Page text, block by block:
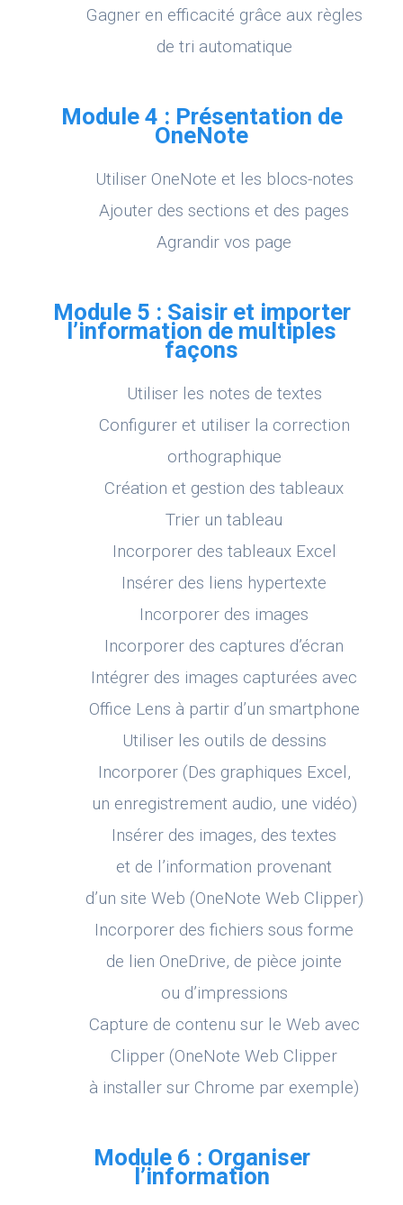
Gagner en efficacité grâce aux règles
de tri automatique
Module 4 : Présentation de
OneNote
Utiliser OneNote et les blocs-notes
Ajouter des sections et des pages
Agrandir vos page
Module 5 : Saisir et importer
l’information de multiples
façons
Utiliser les notes de textes
Configurer et utiliser la correction
orthographique
Création et gestion des tableaux
Trier un tableau
Incorporer des tableaux Excel
Insérer des liens hypertexte
Incorporer des images
Incorporer des captures d’écran
Intégrer des images capturées avec
Office Lens à partir d’un smartphone
Utiliser les outils de dessins
Incorporer (Des graphiques Excel,
un enregistrement audio, une vidéo)
Insérer des images, des textes
et de l’information provenant
d’un site Web (OneNote Web Clipper)
Incorporer des fichiers sous forme
de lien OneDrive, de pièce jointe
ou d’impressions
Capture de contenu sur le Web avec
Clipper (OneNote Web Clipper
à installer sur Chrome par exemple)
Module 6 : Organiser
l’information